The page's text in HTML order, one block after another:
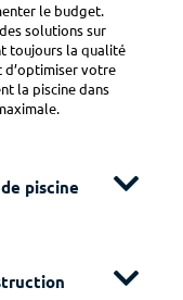
le budget.
solutions sur
toujours la qualité
votre
la piscine dans
piscine